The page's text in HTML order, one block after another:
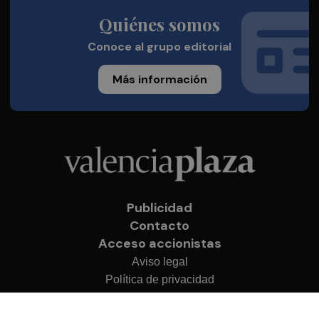
Quiénes somos
Conoce al grupo editorial
Más información
Publicidad
Contacto
Acceso accionistas
Aviso legal
Política de privacidad